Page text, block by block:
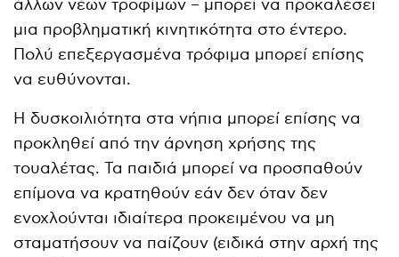
άλλων νέων τροφίμων – μπορεί να προκαλέσει
μια προβληματική κινητικότητα στο έντερο.
Πολύ επεξεργασμένα τρόφιμα μπορεί επίσης
να ευθύνονται.
Η δυσκοιλιότητα στα νήπια μπορεί επίσης να
προκληθεί από την άρνηση χρήσης της
τουαλέτας. Τα παιδιά μπορεί να προσπαθούν
επίμονα να κρατηθούν εάν δεν όταν δεν
ενοχλούνται ιδιαίτερα προκειμένου να μη
σταματήσουν να παίζουν (ειδικά στην αρχή της